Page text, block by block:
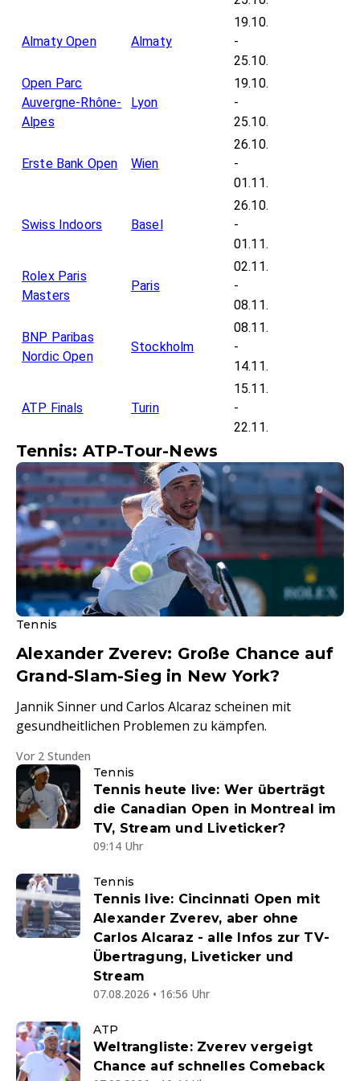
Almaty Open Almaty
19.10.
-
25.10.
Open Parc
Auvergne-Rhône-
Alpes
Lyon
19.10.
-
25.10.
Erste Bank Open Wien
26.10.
-
01.11.
Swiss Indoors Basel
26.10.
-
01.11.
Rolex Paris
Masters
Paris
02.11.
-
08.11.
BNP Paribas
Nordic Open
Stockholm
08.11.
-
14.11.
ATP Finals Turin
15.11.
-
22.11.
Tennis: ATP-Tour-News
Tennis
Alexander Zverev: Große Chance auf
Grand-Slam-Sieg in New York?
Jannik Sinner und Carlos Alcaraz scheinen mit
gesundheitlichen Problemen zu kämpfen.
Vor 2 Stunden
Tennis
Tennis heute live: Wer überträgt
die Canadian Open in Montreal im
TV, Stream und Liveticker?
09:14 Uhr
Tennis
Tennis live: Cincinnati Open mit
Alexander Zverev, aber ohne
Carlos Alcaraz - alle Infos zur TV-
Übertragung, Liveticker und
Stream
07.08.2026 • 16:56 Uhr
ATP
Weltrangliste: Zverev vergeigt
Chance auf schnelles Comeback